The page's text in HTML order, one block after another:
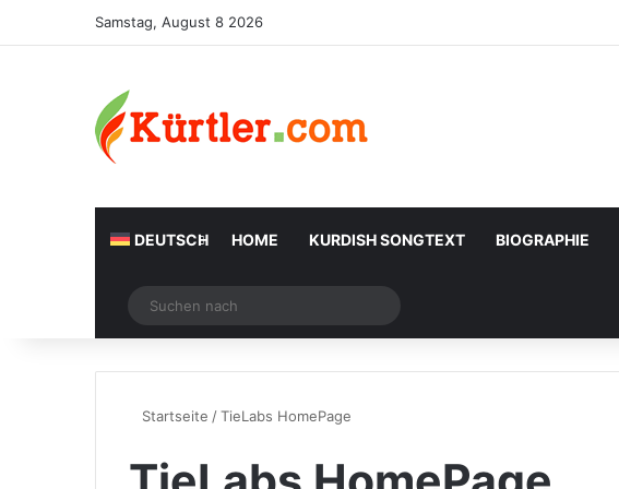
Samstag, August 8 2026
DEUTSCH HOME KURDISH SONGTEXT BIOGRAPHIE
Zufälliger Artikel
nach
Startseite /TieLabs HomePage